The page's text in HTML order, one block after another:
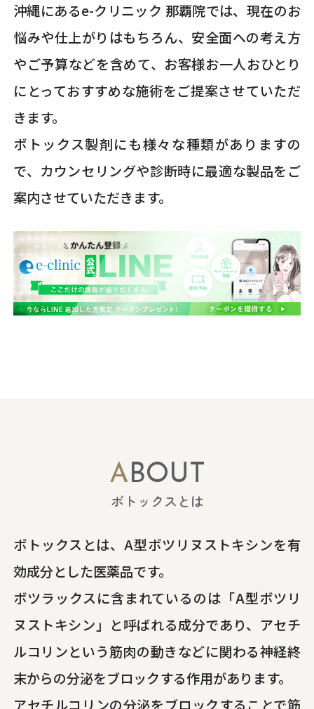
沖縄にあるe-クリニック 那覇院では、現在のお
悩みや仕上がりはもちろん、安全面への考え方
やご予算などを含めて、お客様お一人おひとり
にとっておすすめな施術をご提案させていただ
きます。
ボトックス製剤にも様々な種類がありますの
で、カウンセリングや診断時に最適な製品をご
案内させていただきます。
ABOUT
ボトックスとは
ボトックスとは、A型ボツリヌストキシンを有
効成分とした医薬品です。
ボツラックスに含まれているのは「A型ボツリ
ヌストキシン」と呼ばれる成分であり、アセチ
ルコリンという筋肉の動きなどに関わる神経終
末からの分泌をブロックする作用があります。
アセチルコリンの分泌をブロックすることで筋